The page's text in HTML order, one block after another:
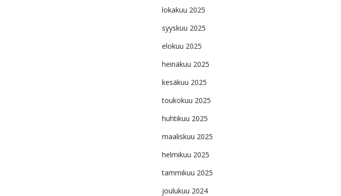
lokakuu 2025
syyskuu 2025
elokuu 2025
heinäkuu 2025
kesäkuu 2025
toukokuu 2025
huhtikuu 2025
maaliskuu 2025
helmikuu 2025
tammikuu 2025
joulukuu 2024